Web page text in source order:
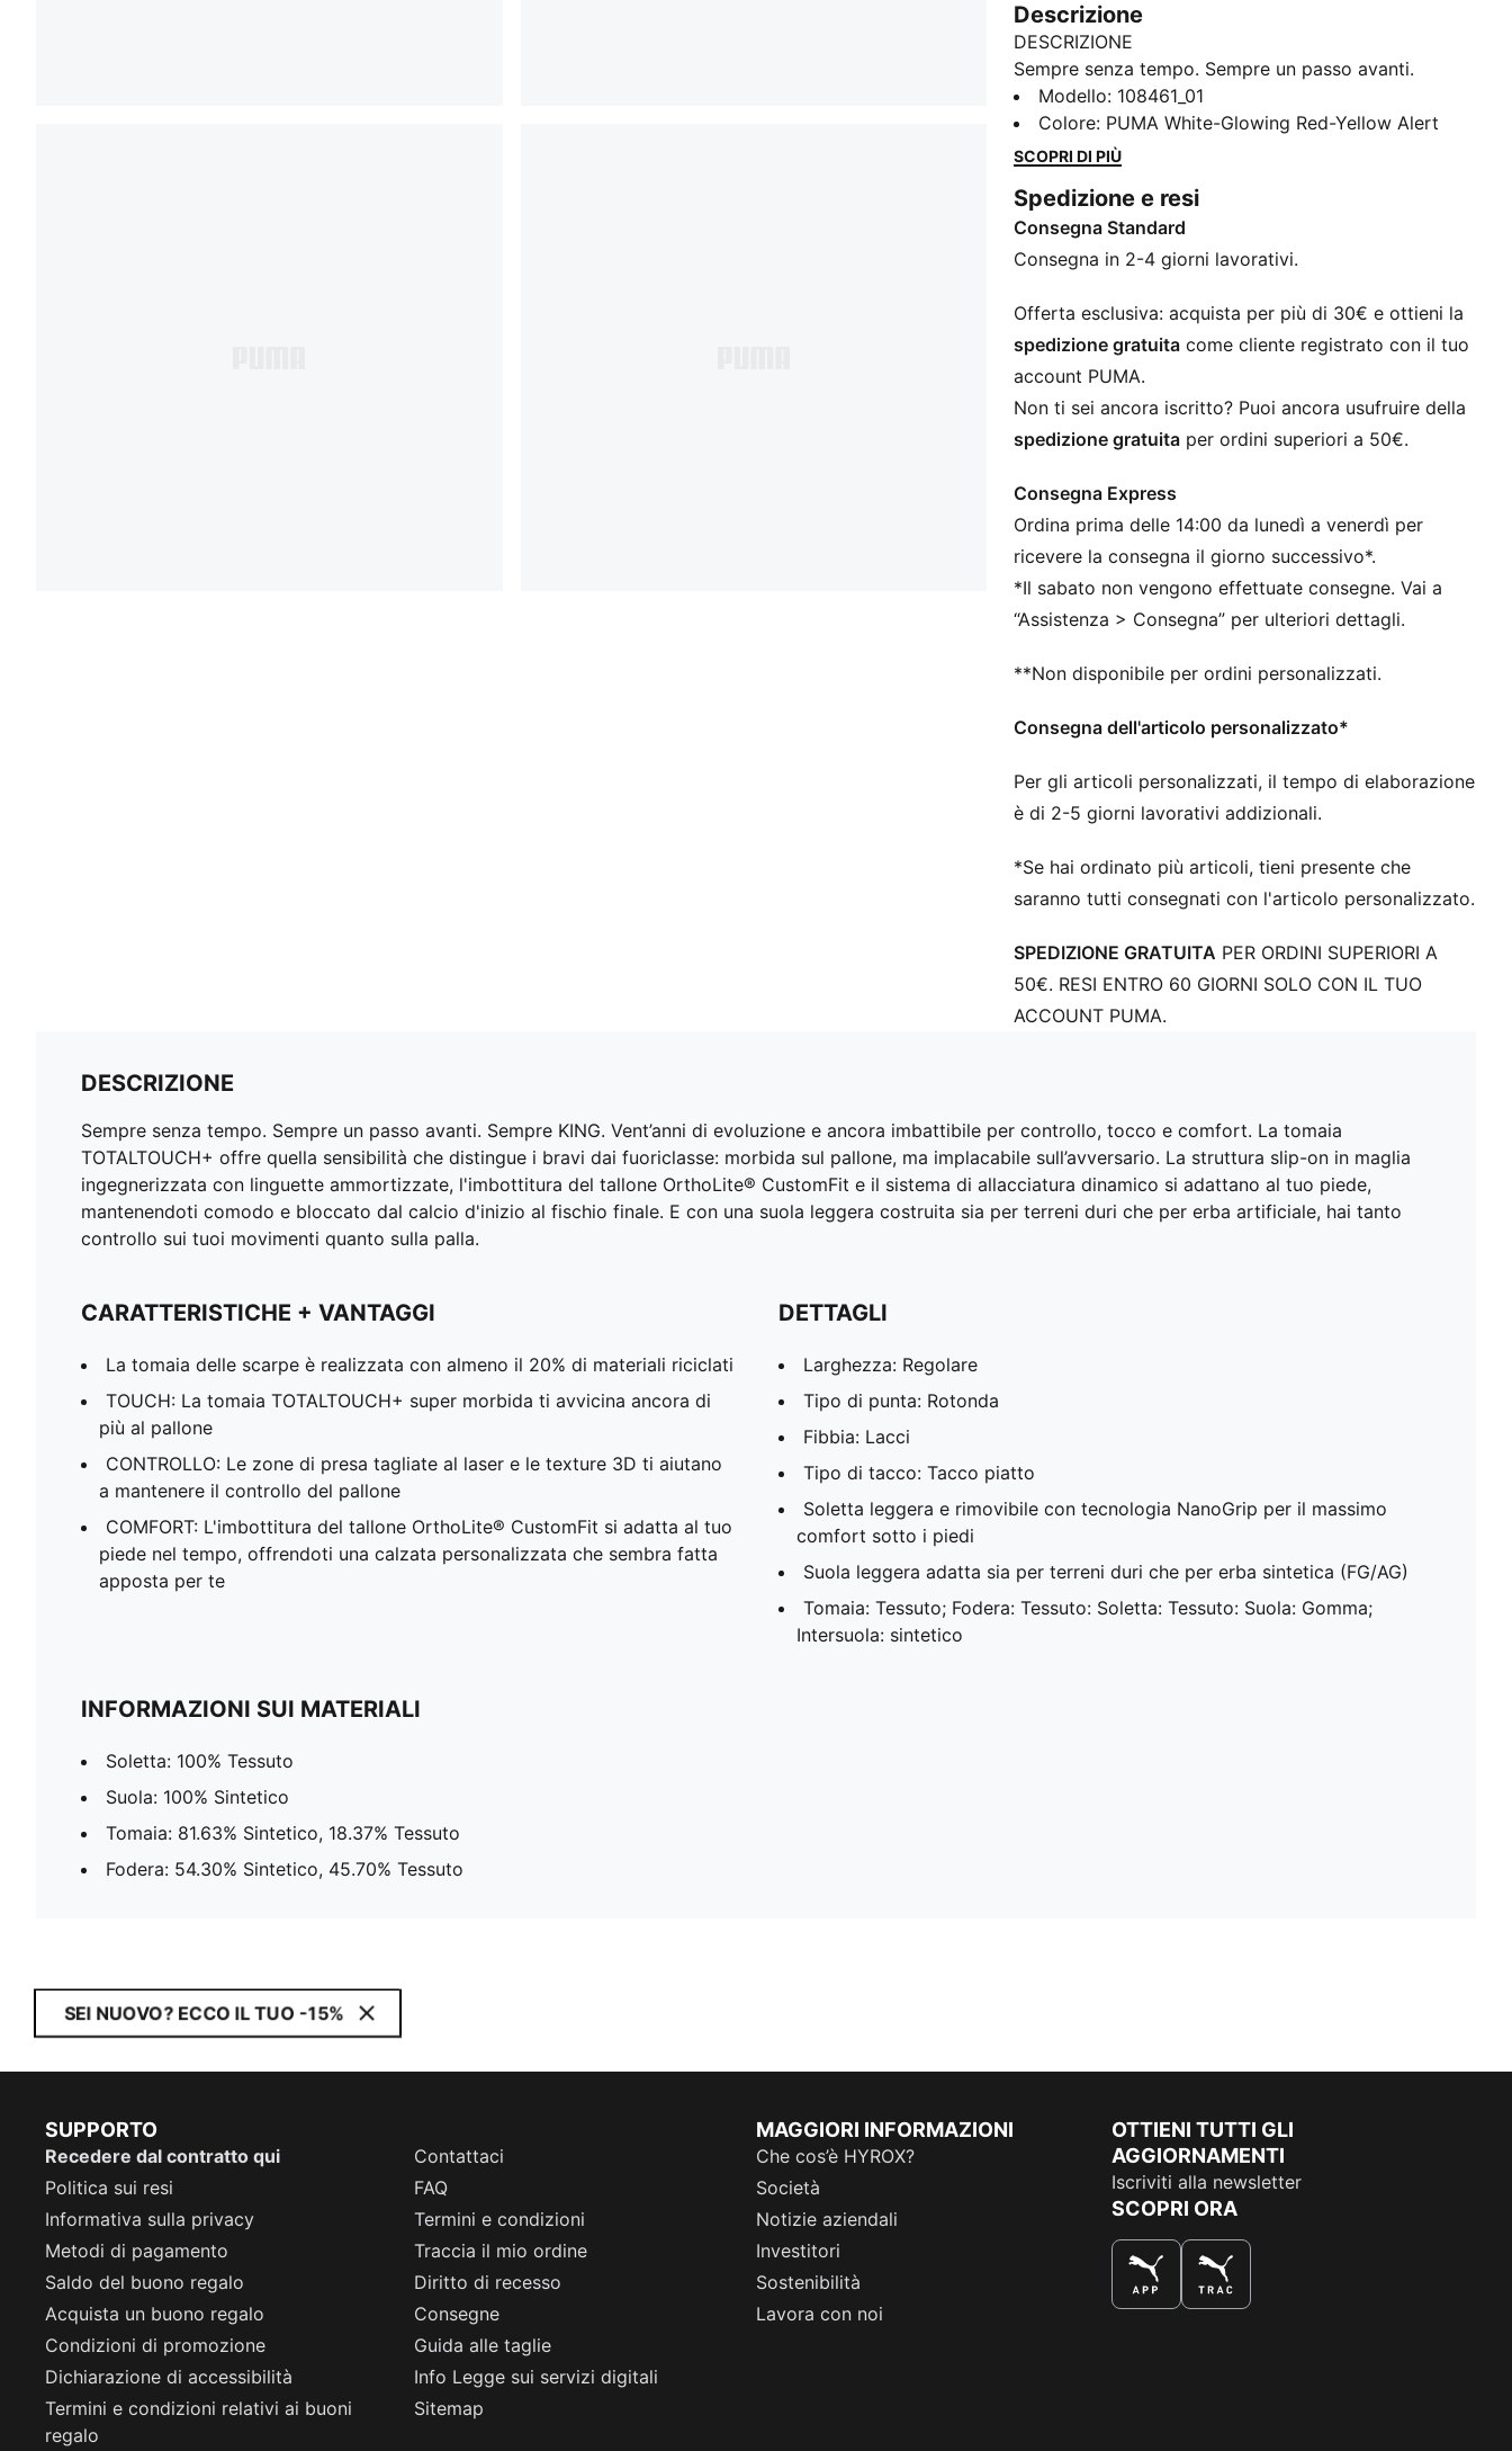
Descrizione
DESCRIZIONE
Sempre senza tempo. Sempre un passo avanti.
Sempre KING. Vent’anni di evoluzione e ancora
imbattibile per controllo, tocco e comfort. La tomaia
TOTALTOUCH+ offre quella sensibilità che distingue i
implacabile sull’avversario. La struttura slip-on in
maglia ingegnerizzata con linguette ammortizzate,
l'imbottitura del tallone OrthoLite® CustomFit e il
piede, mantenendoti comodo e bloccato dal calcio
d'inizio al fischio finale. E con una suola leggera
costruita sia per terreni duri che per erba artificiale,
palla.
CARATTERISTICHE + VANTAGGI
di materiali riciclati
TOUCH: La tomaia TOTALTOUCH+ super morbida ti
avvicina ancora di più al pallone
CONTROLLO: Le zone di presa tagliate al laser e le
texture 3D ti aiutano a mantenere il controllo del
COMFORT: L'imbottitura del tallone OrthoLite®
CustomFit si adatta al tuo piede nel tempo, offrendoti
una calzata personalizzata che sembra fatta apposta
DETTAGLI
Larghezza: Regolare
Tipo di punta: Rotonda
Tipo di tacco: Tacco piatto
Soletta leggera e rimovibile con tecnologia NanoGrip
Suola leggera adatta sia per terreni duri che per erba
sintetica (FG/AG)
Tomaia: Tessuto; Fodera: Tessuto: Soletta: Tessuto:
Modello: 108461_01
Colore: PUMA White-Glowing Red-Yellow Alert
SCOPRI DI PIÙ
Spedizione e resi
Consegna Standard
Consegna in 2-4 giorni lavorativi.
Offerta esclusiva: acquista per più di 30€ e ottieni la
spedizione gratuita come cliente registrato con il tuo
account PUMA.
Non ti sei ancora iscritto? Puoi ancora usufruire della
spedizione gratuita per ordini superiori a 50€.
Consegna Express
Ordina prima delle 14:00 da lunedì a venerdì per
ricevere la consegna il giorno successivo*.
*Il sabato non vengono effettuate consegne. Vai a
“Assistenza > Consegna” per ulteriori dettagli.
**Non disponibile per ordini personalizzati.
Consegna dell'articolo personalizzato*
Per gli articoli personalizzati, il tempo di elaborazione
è di 2-5 giorni lavorativi addizionali.
*Se hai ordinato più articoli, tieni presente che
saranno tutti consegnati con l'articolo personalizzato.
SPEDIZIONE GRATUITA PER ORDINI SUPERIORI A
50€. RESI ENTRO 60 GIORNI SOLO CON IL TUO
ACCOUNT PUMA.
DESCRIZIONE
Sempre senza tempo. Sempre un passo avanti. Sempre KING. Vent’anni di evoluzione e ancora imbattibile per controllo, tocco e comfort. La tomaia
TOTALTOUCH+ offre quella sensibilità che distingue i bravi dai fuoriclasse: morbida sul pallone, ma implacabile sull’avversario. La struttura slip-on in maglia
ingegnerizzata con linguette ammortizzate, l'imbottitura del tallone OrthoLite® CustomFit e il sistema di allacciatura dinamico si adattano al tuo piede,
mantenendoti comodo e bloccato dal calcio d'inizio al fischio finale. E con una suola leggera costruita sia per terreni duri che per erba artificiale, hai tanto
controllo sui tuoi movimenti quanto sulla palla.
CARATTERISTICHE + VANTAGGI
La tomaia delle scarpe è realizzata con almeno il 20% di materiali riciclati
TOUCH: La tomaia TOTALTOUCH+ super morbida ti avvicina ancora di
più al pallone
CONTROLLO: Le zone di presa tagliate al laser e le texture 3D ti aiutano
a mantenere il controllo del pallone
COMFORT: L'imbottitura del tallone OrthoLite® CustomFit si adatta al tuo
piede nel tempo, offrendoti una calzata personalizzata che sembra fatta
apposta per te
DETTAGLI
Larghezza: Regolare
Tipo di punta: Rotonda
Fibbia: Lacci
Tipo di tacco: Tacco piatto
Soletta leggera e rimovibile con tecnologia NanoGrip per il massimo
comfort sotto i piedi
Suola leggera adatta sia per terreni duri che per erba sintetica (FG/AG)
Tomaia: Tessuto; Fodera: Tessuto: Soletta: Tessuto: Suola: Gomma;
Intersuola: sintetico
INFORMAZIONI SUI MATERIALI
Soletta: 100% Tessuto
Suola: 100% Sintetico
Tomaia: 81.63% Sintetico, 18.37% Tessuto
Fodera: 54.30% Sintetico, 45.70% Tessuto
SEI NUOVO? ECCO IL TUO -15%
SUPPORTO
Recedere dal contratto qui
Contattaci
Politica sui resi
FAQ
Informativa sulla privacy
Termini e condizioni
Metodi di pagamento
Traccia il mio ordine
Saldo del buono regalo
Diritto di recesso
Acquista un buono regalo
Consegne
Condizioni di promozione
Guida alle taglie
Dichiarazione di accessibilità
Info Legge sui servizi digitali
Termini e condizioni relativi ai buoni
regalo
Sitemap
MAGGIORI INFORMAZIONI
Che cos’è HYROX?
Società
Notizie aziendali
Investitori
Sostenibilità
Lavora con noi
OTTIENI TUTTI GLI
AGGIORNAMENTI
Iscriviti alla newsletter
SCOPRI ORA